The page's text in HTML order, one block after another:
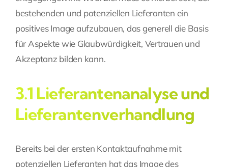
bestehenden und potenziellen Lieferanten ein
positives Image aufzubauen, das generell die Basis
für Aspekte wie Glaubwürdigkeit, Vertrauen und
Akzeptanz bilden kann.
3.1 Lieferantenanalyse und
Lieferantenverhandlung
Bereits bei der ersten Kontaktaufnahme mit
potenziellen Lieferanten hat das Image des